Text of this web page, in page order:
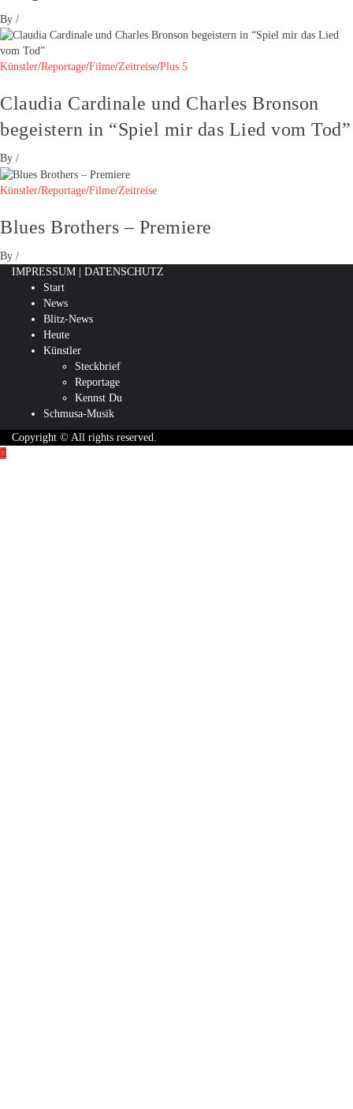
By /
Künstler/Reportage/Filme/Zeitreise/Plus 5
Claudia Cardinale und Charles Bronson
begeistern in “Spiel mir das Lied vom Tod”
By /
Künstler/Reportage/Filme/Zeitreise
Blues Brothers – Premiere
By /
IMPRESSUM
DATENSCHUTZ
Start
News
Blitz-News
Heute
Künstler
Steckbrief
Reportage
Kennst Du
Schmusa-Musik
Copyright © All rights reserved.